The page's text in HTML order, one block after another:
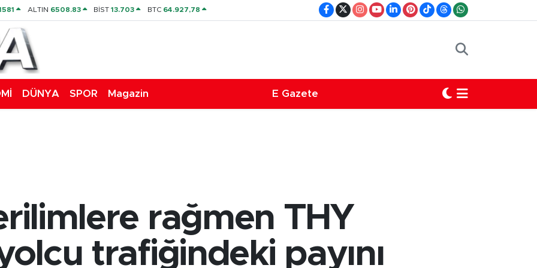
ALTIN 6508.83 BİST13.703 BTC 64.927,78
DÜNYA SPOR Magazin E Gazete
rağmen THY
trafiğindeki payını